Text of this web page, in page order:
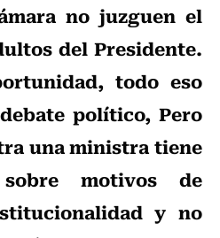
no juzguen el
del Presidente.
todo eso
político, Pero
una ministra tiene
motivos de
y no